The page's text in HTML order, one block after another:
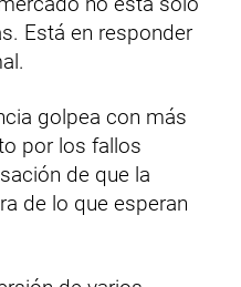
Está en responder
golpea con más
por los fallos
de que la
de lo que esperan